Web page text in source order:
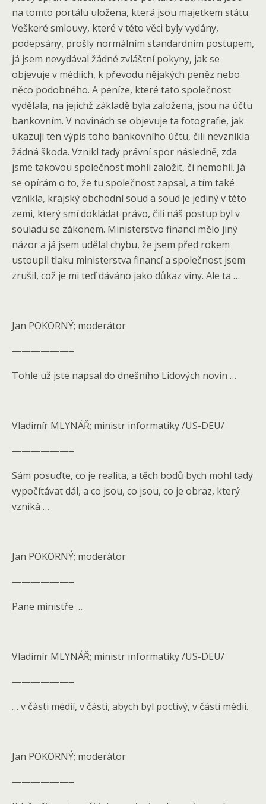
na tomto portálu uložena, která jsou majetkem státu.
Veškeré smlouvy, které v této věci byly vydány,
podepsány, prošly normálním standardním postupem,
já jsem nevydával žádné zvláštní pokyny, jak se
objevuje v médiích, k převodu nějakých peněz nebo
něco podobného. A peníze, které tato společnost
vydělala, na jejichž základě byla založena, jsou na účtu
bankovním. V novinách se objevuje ta fotografie, jak
ukazuji ten výpis toho bankovního účtu, čili nevznikla
žádná škoda. Vznikl tady právní spor následně, zda
jsme takovou společnost mohli založit, či nemohli. Já
se opírám o to, že tu společnost zapsal, a tím také
vznikla, krajský obchodní soud a soud je jediný v této
zemi, který smí dokládat právo, čili náš postup byl v
souladu se zákonem. Ministerstvo financí mělo jiný
názor a já jsem udělal chybu, že jsem před rokem
ustoupil tlaku ministerstva financí a společnost jsem
zrušil, což je mi teď dáváno jako důkaz viny. Ale ta …
Jan POKORNÝ; moderátor
——————–
Tohle už jste napsal do dnešního Lidových novin …
Vladimír MLYNÁŘ; ministr informatiky /US-DEU/
——————–
Sám posuďte, co je realita, a těch bodů bych mohl tady
vypočítávat dál, a co jsou, co jsou, co je obraz, který
vzniká …
Jan POKORNÝ; moderátor
——————–
Pane ministře …
Vladimír MLYNÁŘ; ministr informatiky /US-DEU/
——————–
… v části médií, v části, abych byl poctivý, v části médií.
Jan POKORNÝ; moderátor
——————–